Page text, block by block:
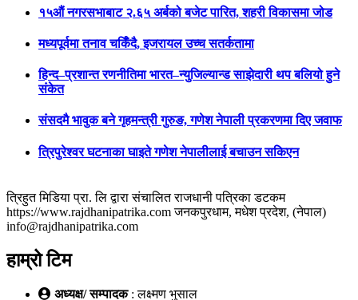
१५औं नगरसभाबाट २.६५ अर्बको बजेट पारित, शहरी विकासमा जोड
मध्यपूर्वमा तनाव चर्किँदै, इजरायल उच्च सतर्कतामा
हिन्द–प्रशान्त रणनीतिमा भारत–न्युजिल्यान्ड साझेदारी थप बलियो हुने
संकेत
संसदमै भावुक बने गृहमन्त्री गुरुङ, गणेश नेपाली प्रकरणमा दिए जवाफ
त्रिपुरेश्वर घटनाका घाइते गणेश नेपालीलाई बचाउन सकिएन
त्रिहुत मिडिया प्रा. लि द्वारा संचालित राजधानी पत्रिका डटकम
https://www.rajdhanipatrika.com जनकपुरधाम, मधेश प्रदेश, (नेपाल)
info@rajdhanipatrika.com
हाम्रो टिम
अध्यक्ष/ सम्पादक: लक्ष्मण भुसाल